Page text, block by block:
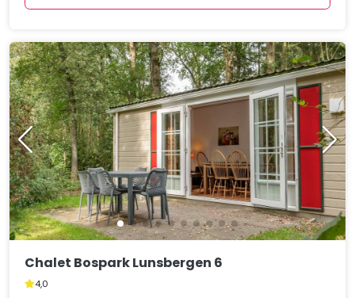
Chalet Bospark Lunsbergen 6
4,0